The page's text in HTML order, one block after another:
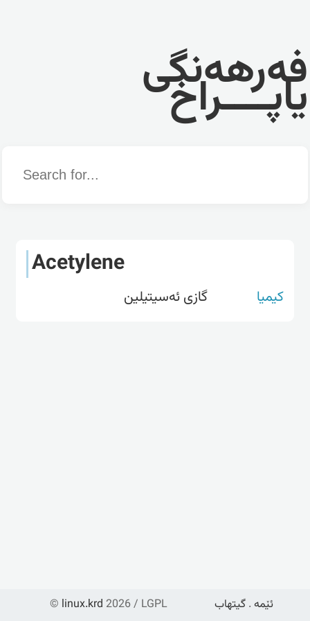
فەرهەنگی
یاپــــراخ
Word
Acetylene
کیمیا گازی ئەسیتیلین
© linux.krd 2026 / LGPL ئێمە . گیتهاب